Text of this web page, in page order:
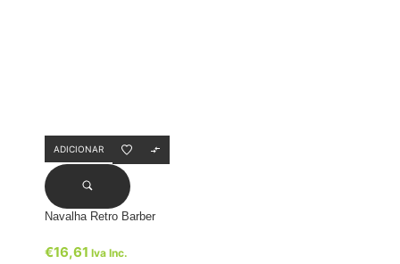
ADICIONAR
Navalha Retro Barber
€16,61 Iva Inc.